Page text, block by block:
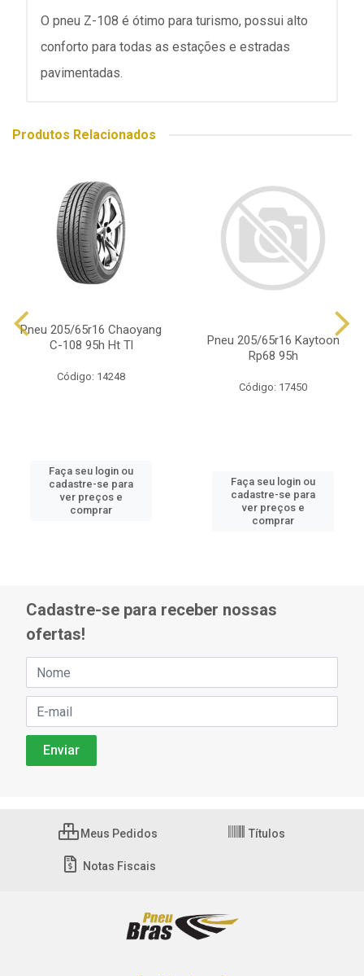
O pneu Z-108 é ótimo para turismo, possui alto
conforto para todas as estações e estradas
pavimentadas.
Produtos Relacionados
Pneu 205/65r16 Chaoyang
C-108 95h Ht Tl
Código: 14248
Faça seu login ou
cadastre-se para
ver preços e
comprar
Pneu 205/65r16 Kaytoon
Rp68 95h
Código: 17450
Faça seu login ou
cadastre-se para
ver preços e
comprar
Cadastre-se para receber nossas
ofertas!
Meus Pedidos Títulos
Notas Fiscais